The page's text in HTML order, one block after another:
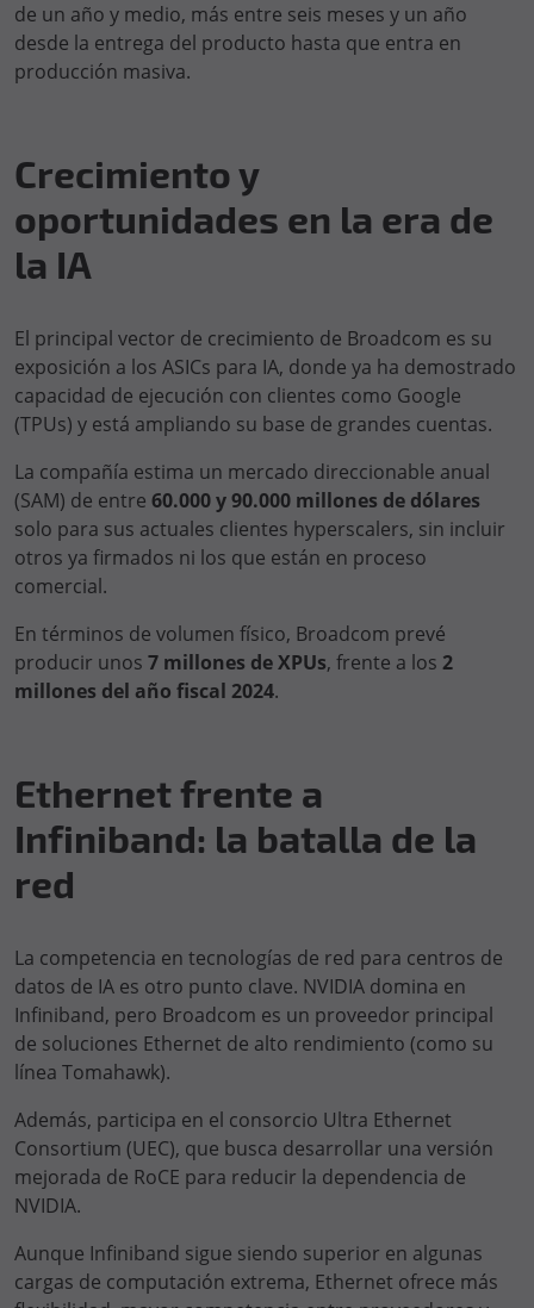
de un año y medio, más entre seis meses y un año
desde la entrega del producto hasta que entra en
producción masiva.
Crecimiento y
oportunidades en la era de
la IA
El principal vector de crecimiento de Broadcom es su
exposición a los ASICs para IA, donde ya ha demostrado
capacidad de ejecución con clientes como Google
(TPUs) y está ampliando su base de grandes cuentas.
La compañía estima un mercado direccionable anual
(SAM) de entre 60.000 y 90.000 millones de dólares
solo para sus actuales clientes hyperscalers, sin incluir
otros ya firmados ni los que están en proceso
comercial.
En términos de volumen físico, Broadcom prevé
producir unos 7 millones de XPUs, frente a los 2
millones del año fiscal 2024.
Ethernet frente a
Infiniband: la batalla de la
red
La competencia en tecnologías de red para centros de
datos de IA es otro punto clave. NVIDIA domina en
Infiniband, pero Broadcom es un proveedor principal
de soluciones Ethernet de alto rendimiento (como su
línea Tomahawk).
Además, participa en el consorcio Ultra Ethernet
Consortium (UEC), que busca desarrollar una versión
mejorada de RoCE para reducir la dependencia de
NVIDIA.
Aunque Infiniband sigue siendo superior en algunas
cargas de computación extrema, Ethernet ofrece más